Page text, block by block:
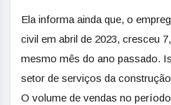
Ela informa ainda que, o
civil em abril de 2023, cresceu
mesmo mês do ano passado.
setor de serviços da
O volume de vendas no